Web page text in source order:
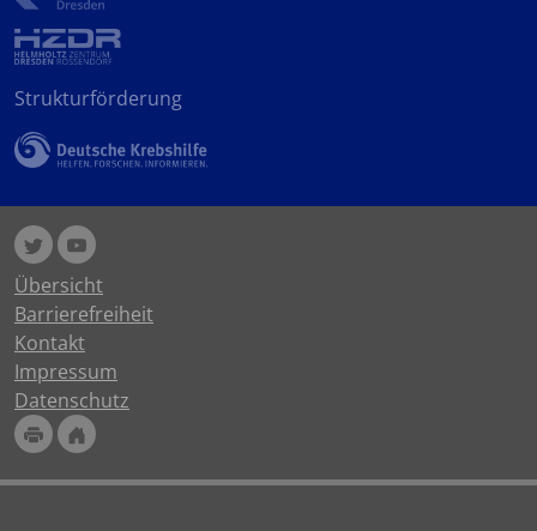
Strukturförderung
Übersicht
Barrierefreiheit
Kontakt
Impressum
Datenschutz